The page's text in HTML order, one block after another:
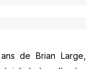
de Brian Large,